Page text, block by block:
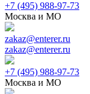
+7 (495) 988-97-73
Москва и МО
zakaz@enterer.ru
zakaz@enterer.ru
+7 (495) 988-97-73
Москва и МО